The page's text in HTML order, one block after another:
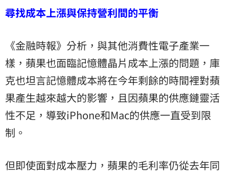
尋找成本上漲與保持營利間的平衡
《金融時報》分析，與其他消費性電子產業一
樣，蘋果也面臨記憶體晶片成本上漲的問題，庫
克也坦言記憶體成本將在今年剩餘的時間裡對蘋
果產生越來越大的影響，且因蘋果的供應鏈靈活
性不足，導致iPhone和Mac的供應一直受到限
制。
但即使面對成本壓力，蘋果的毛利率仍從去年同